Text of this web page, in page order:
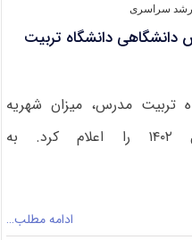
سراسری
دانشگاهی دانشگاه تربیت
تربیت مدرس، میزان شهریه
پردیس دانشگاهی برای سال ۱۴۰۲ را اعلام کرد. به
ادامه مطلب…